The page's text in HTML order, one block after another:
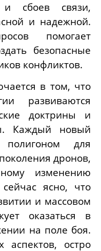
и сбоев связи,
и надежной.
помогает
безопасные
конфликтов.
в том, что
развиваются
доктрины и
Каждый новый
полигоном для
дронов,
изменению
ясно, что
и массовом
оказаться в
на поле боя.
остро